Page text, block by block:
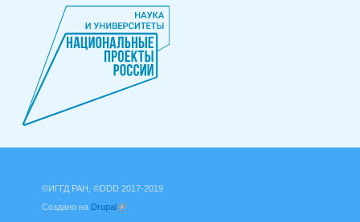
©ИГГД РАН, ©DDD 2017-2019
Создано на Drupal